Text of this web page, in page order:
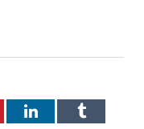
LinkedInTumblr